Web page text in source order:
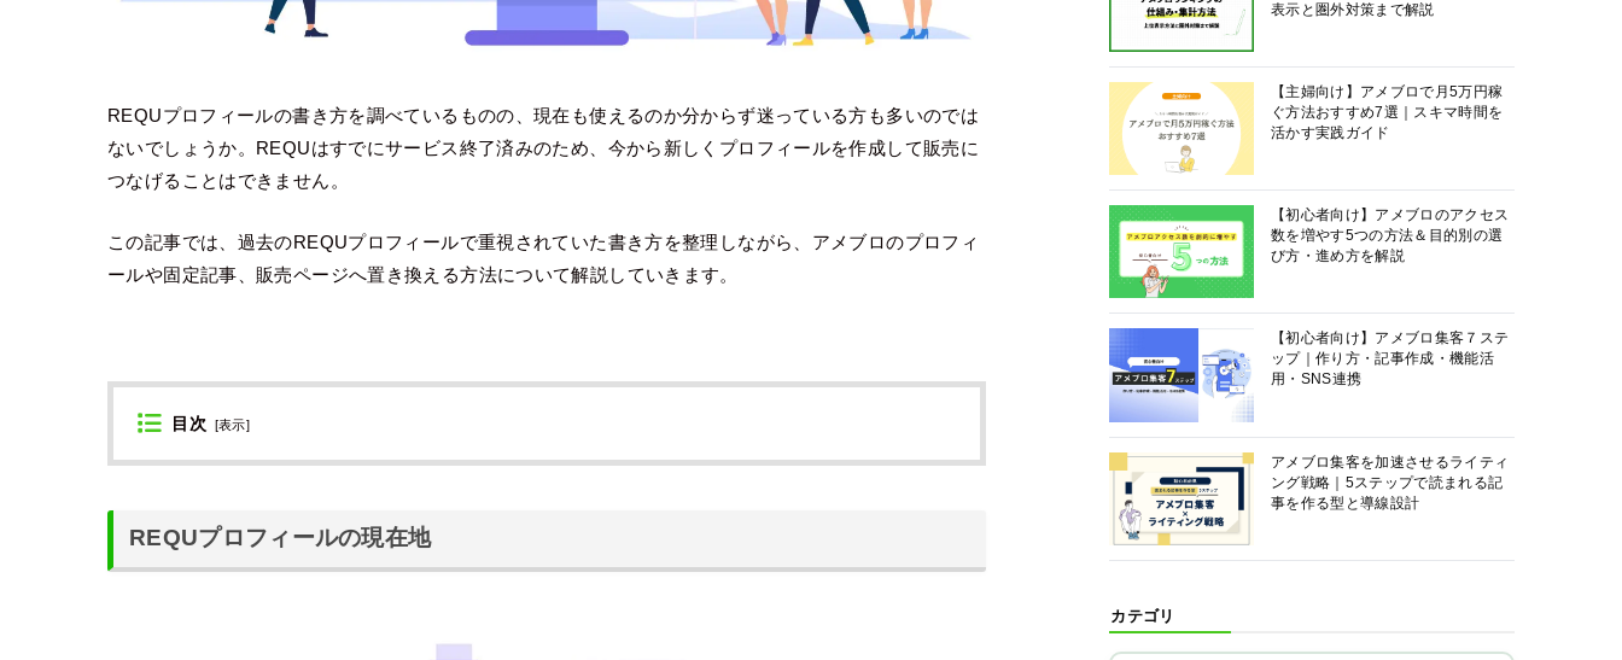
REQUプロフィールの書き方を調べているものの、現在も使えるのか分からず迷っている方も多いのでは
ないでしょうか。REQUはすでにサービス終了済みのため、今から新しくプロフィールを作成して販売に
つなげることはできません。
この記事では、過去のREQUプロフィールで重視されていた書き方を整理しながら、アメブロのプロフィ
ールや固定記事、販売ページへ置き換える方法について解説していきます。
目次 [表示]
REQUプロフィールの現在地
表示と圏外対策まで解説
【主婦向け】アメブロで月5万円稼
ぐ方法おすすめ7選｜スキマ時間を
活かす実践ガイド
【初心者向け】アメブロのアクセス
数を増やす5つの方法＆目的別の選
び方・進め方を解説
【初心者向け】アメブロ集客７ステ
ップ｜作り方・記事作成・機能活
用・SNS連携
アメブロ集客を加速させるライティ
ング戦略｜5ステップで読まれる記
事を作る型と導線設計
カテゴリ